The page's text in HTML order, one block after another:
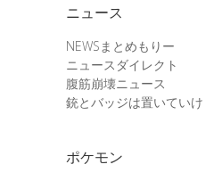
ニュース
NEWSまとめもりー
ニュースダイレクト
腹筋崩壊ニュース
銃とバッジは置いていけ
ポケモン